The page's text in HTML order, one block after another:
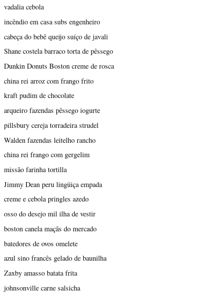
vadalia cebola
incêndio em casa subs engenheiro
cabeça do bebê queijo suíço de javali
Shane costela barraco torta de pêssego
Dunkin Donuts Boston creme de rosca
china rei arroz com frango frito
kraft pudim de chocolate
arqueiro fazendas pêssego iogurte
pillsbury cereja torradeira strudel
Walden fazendas leitelho rancho
china rei frango com gergelim
missão farinha tortilla
Jimmy Dean peru lingüiça empada
creme e cebola pringles azedo
osso do desejo mil ilha de vestir
boston canela maçãs do mercado
batedores de ovos omelete
azul sino francês gelado de baunilha
Zaxby amasso batata frita
johnsonville carne salsicha